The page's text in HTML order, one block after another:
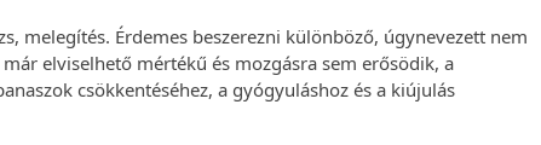
melegítés. Érdemes beszerezni különböző, úgynevezett nem
elviselhető mértékű és mozgásra sem erősödik, a
csökkentéséhez, a gyógyuláshoz és a kiújulás